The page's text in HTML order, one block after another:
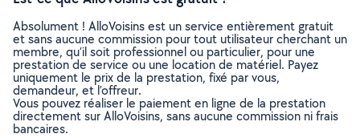
Absolument ! AlloVoisins est un service entièrement gratuit
et sans aucune commission pour tout utilisateur cherchant un
membre, qu’il soit professionnel ou particulier, pour une
prestation de service ou une location de matériel. Payez
uniquement le prix de la prestation, fixé par vous,
demandeur, et l’offreur.
Vous pouvez réaliser le paiement en ligne de la prestation
directement sur AlloVoisins, sans aucune commission ni frais
bancaires.